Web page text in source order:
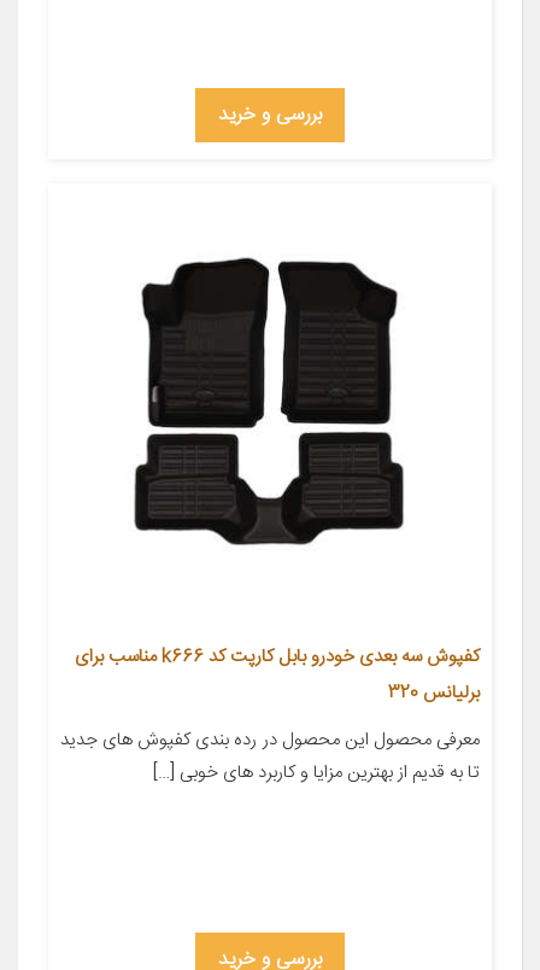
بررسی و خرید
کفپوش سه بعدی خودرو بابل کارپت کد k666 مناسب برای
برلیانس 320
معرفی محصول این محصول در رده بندی کفپوش های جدید
تا به قدیم از بهترین مزایا و کاربرد های خوبی […]
بررسی و خرید